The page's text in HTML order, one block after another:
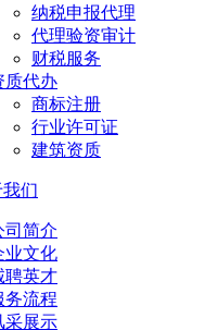
纳税申报代理
代理验资审计
财税服务
质代办
商标注册
行业许可证
建筑资质
们
司简介
业文化
聘英才
务流程
采展示